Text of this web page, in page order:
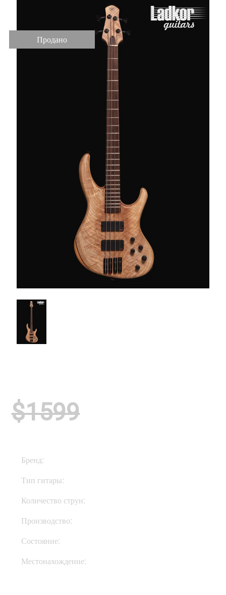
Продано
$1599
Бренд:
Тип гитары:
Количество струн:
Производство:
Состояние:
Местонахождение: